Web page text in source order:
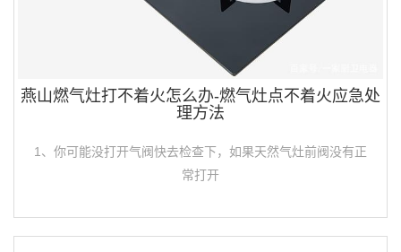
燕山燃气灶打不着火怎么办-燃气灶点不着火应急处
理方法
1、你可能没打开气阀快去检查下，如果天然气灶前阀没有正
常打开